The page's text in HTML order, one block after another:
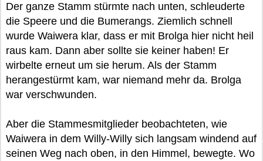
Der ganze Stamm stürmte nach unten, schleuderte
die Speere und die Bumerangs. Ziemlich schnell
wurde Waiwera klar, dass er mit Brolga hier nicht heil
raus kam. Dann aber sollte sie keiner haben! Er
wirbelte erneut um sie herum. Als der Stamm
herangestürmt kam, war niemand mehr da. Brolga
war verschwunden.
Aber die Stammesmitglieder beobachteten, wie
Waiwera in dem Willy-Willy sich langsam windend auf
seinen Weg nach oben, in den Himmel, bewegte. Wo